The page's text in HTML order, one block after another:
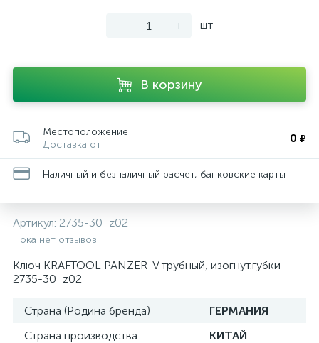
- + шт
В корзину
Местоположение
Доставка от
0 ₽
Наличный и безналичный расчет, банковские карты
Артикул: 2735-30_z02
Пока нет отзывов
Ключ KRAFTOOL PANZER-V трубный, изогнут.губки
2735-30_z02
Страна (Родина бренда)
ГЕРМАНИЯ
Страна производства
КИТАЙ